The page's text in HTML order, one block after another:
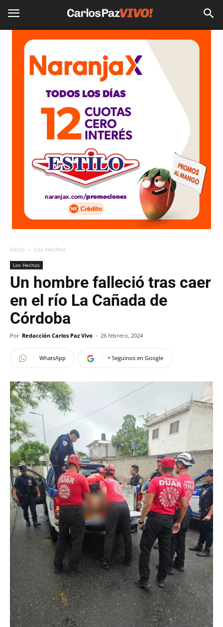
Inicio Los Hechos
Los Hechos
Un hombre falleció tras caer
en el río La Cañada de
Córdoba
Por Redacción Carlos Paz Vivo - 26 febrero, 2024
WhatsApp + Seguinos en Google